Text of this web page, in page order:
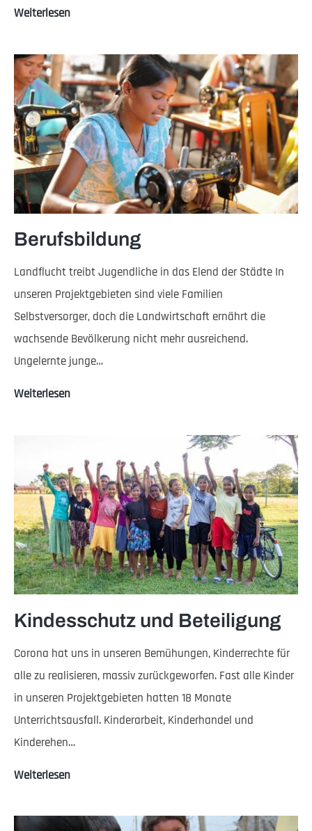
WeiterlesenSchulprogramme
Berufsbildung
Landflucht treibt Jugendliche in das Elend der Städte In
unseren Projektgebieten sind viele Familien
Selbstversorger, doch die Landwirtschaft ernährt die
wachsende Bevölkerung nicht mehr ausreichend.
Ungelernte junge…
WeiterlesenBerufsbildung
Kindesschutz und Beteiligung
Corona hat uns in unseren Bemühungen, Kinderrechte für
alle zu realisieren, massiv zurückgeworfen. Fast alle Kinder
in unseren Projektgebieten hatten 18 Monate
Unterrichtsausfall. Kinderarbeit, Kinderhandel und
Kinderehen…
WeiterlesenKindesschutz
Beteiligung